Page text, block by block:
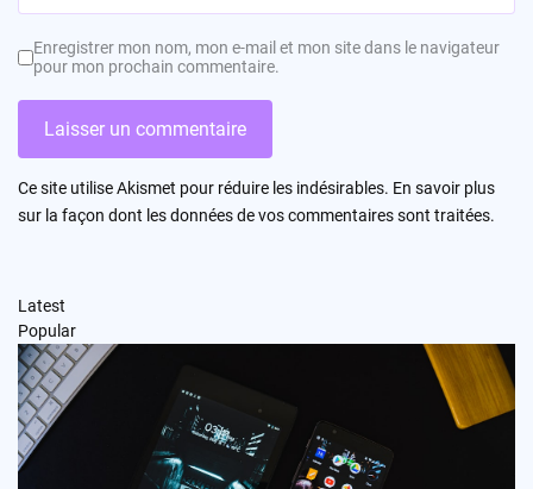
Enregistrer mon nom, mon e-mail et mon site dans le navigateur
pour mon prochain commentaire.
Ce site utilise Akismet pour réduire les indésirables. En savoir plus
sur la façon dont les données de vos commentaires sont traitées.
Latest
Popular